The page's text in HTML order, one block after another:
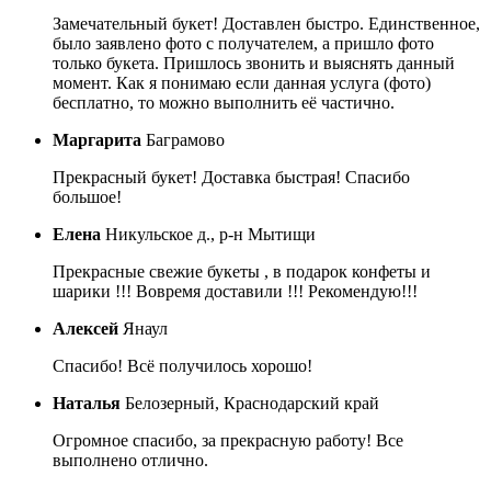
Замечательный букет! Доставлен быстро. Единственное,
было заявлено фото с получателем, а пришло фото
только букета. Пришлось звонить и выяснять данный
момент. Как я понимаю если данная услуга (фото)
бесплатно, то можно выполнить её частично.
Маргарита Баграмово
Прекрасный букет! Доставка быстрая! Спасибо
большое!
Елена Никульское д., р-н Мытищи
Прекрасные свежие букеты , в подарок конфеты и
шарики !!! Вовремя доставили !!! Рекомендую!!!
Алексей Янаул
Спасибо! Всё получилось хорошо!
Наталья Белозерный, Краснодарский край
Огромное спасибо, за прекрасную работу! Все
выполнено отлично.